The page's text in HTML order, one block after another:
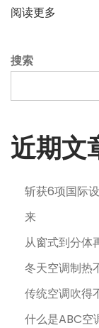
护
阅读更多
搜索
近期文
斩获6项国际
来
从窗式到分体
冬天空调制热
传统空调吹得
什么是ABC空